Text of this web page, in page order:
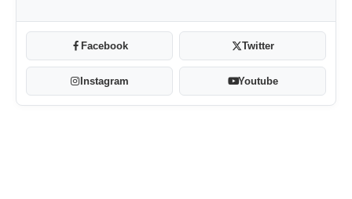
Facebook Twitter
Instagram Youtube